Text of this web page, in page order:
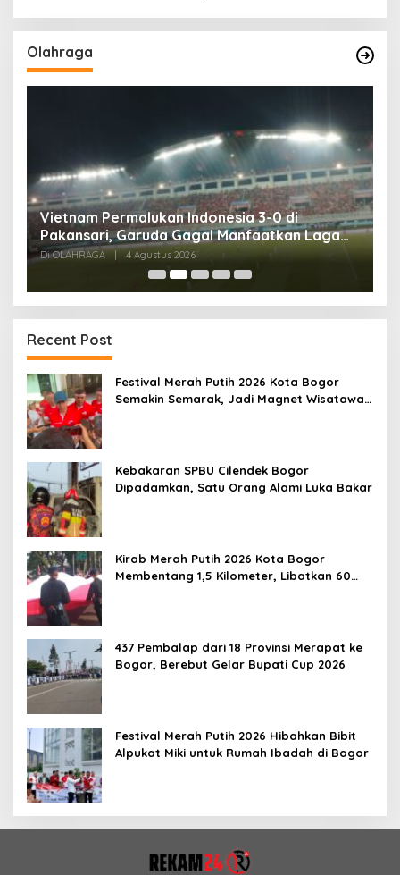
Olahraga
Vietnam Permalukan Indonesia 3-0 di
Pakansari, Garuda Gagal Manfaatkan Laga
Kandang
Di OLAHRAGA | 4 Agustus 2026
Recent Post
Festival Merah Putih 2026 Kota Bogor
Semakin Semarak, Jadi Magnet Wisatawan
Kebakaran SPBU Cilendek Bogor
Dipadamkan, Satu Orang Alami Luka Bakar
Kirab Merah Putih 2026 Kota Bogor
Membentang 1,5 Kilometer, Libatkan 60
437 Pembalap dari 18 Provinsi Merapat ke
Bogor, Berebut Gelar Bupati Cup 2026
Festival Merah Putih 2026 Hibahkan Bibit
Alpukat Miki untuk Rumah Ibadah di Bogor